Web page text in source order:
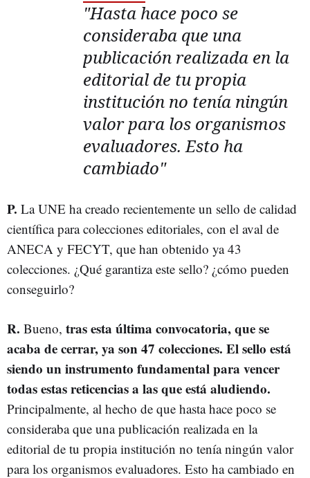
"Hasta hace poco se
consideraba que una
publicación realizada en la
editorial de tu propia
institución no tenía ningún
valor para los organismos
evaluadores. Esto ha
cambiado"
P. La UNE ha creado recientemente un sello de calidad
científica para colecciones editoriales, con el aval de
ANECA y FECYT, que han obtenido ya 43
colecciones. ¿Qué garantiza este sello? ¿cómo pueden
conseguirlo?
R. Bueno, tras esta última convocatoria, que se
acaba de cerrar, ya son 47 colecciones. El sello está
siendo un instrumento fundamental para vencer
todas estas reticencias a las que está aludiendo.
Principalmente, al hecho de que hasta hace poco se
consideraba que una publicación realizada en la
editorial de tu propia institución no tenía ningún valor
para los organismos evaluadores. Esto ha cambiado en